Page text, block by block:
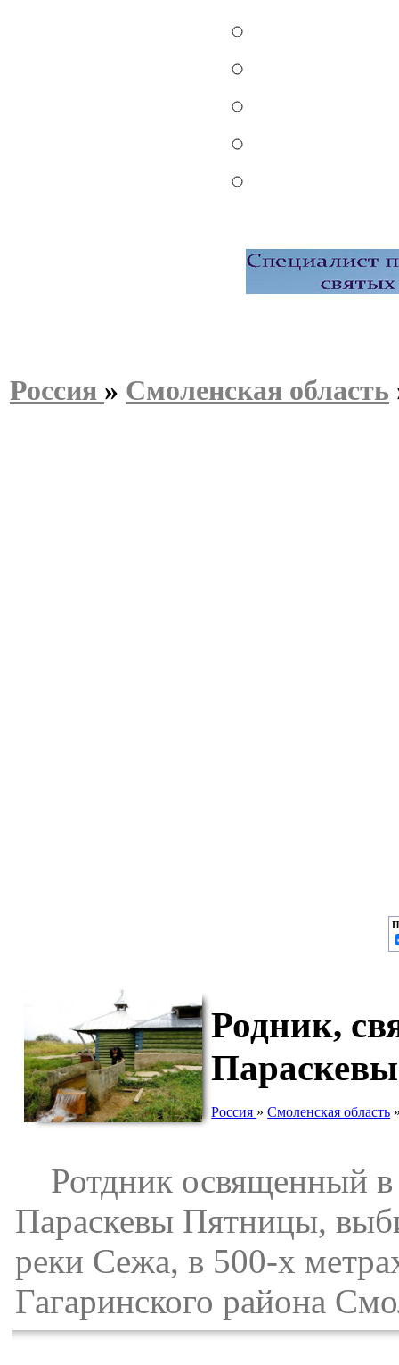
Россия » Смоленская область
Родник,
Россия »Смоленская область
Ротдник освященный в
Параскевы Пятницы,
реки Сежа, в 500-х
Гагаринского района